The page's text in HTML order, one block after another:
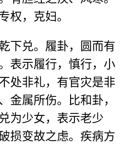
权，克妇。
下兑。履卦，圆而有
表示履行，慎行，小
处非礼，有官灾是非
金属所伤。比和卦，
为少女，表示老少
损变故之虑。疾病方